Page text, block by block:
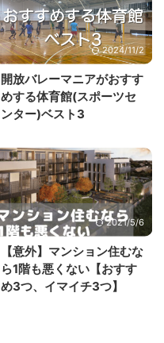
2024/11/2
開放バレーマニアがおすす
めする体育館(スポーツセ
ンター)ベスト3
2021/5/6
【意外】マンション住むな
ら1階も悪くない【おすす
め3つ、イマイチ3つ】